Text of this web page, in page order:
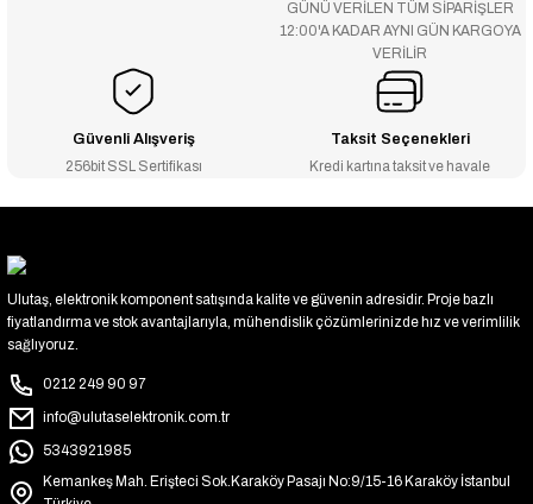
GÜNÜ VERİLEN TÜM SİPARİŞLER
12:00'A KADAR AYNI GÜN KARGOYA
VERİLİR
Güvenli Alışveriş
256bit SSL Sertifikası
Taksit Seçenekleri
Kredi kartına taksit ve havale
Ulutaş, elektronik komponent satışında kalite ve güvenin adresidir. Proje bazlı
fiyatlandırma ve stok avantajlarıyla, mühendislik çözümlerinizde hız ve verimlilik
sağlıyoruz.
0212 249 90 97
info@ulutaselektronik.com.tr
5343921985
Kemankeş Mah. Erişteci Sok.Karaköy Pasajı No:9/15-16 Karaköy İstanbul